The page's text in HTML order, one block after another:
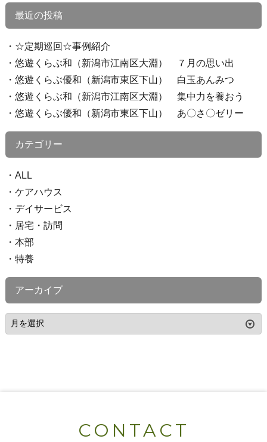
最近の投稿
☆定期巡回☆事例紹介
悠遊くらぶ和（新潟市江南区大淵） ７月の思い出
悠遊くらぶ優和（新潟市東区下山） 白玉あんみつ
悠遊くらぶ和（新潟市江南区大淵） 集中力を養おう
悠遊くらぶ優和（新潟市東区下山） あ〇さ〇ゼリー
カテゴリー
ALL
ケアハウス
デイサービス
居宅・訪問
本部
特養
アーカイブ
CONTACT